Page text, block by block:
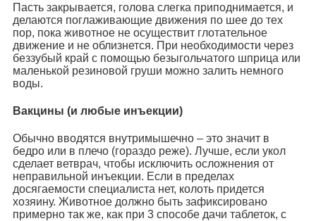
Пасть закрывается, голова слегка приподнимается, и
делаются поглаживающие движения по шее до тех
пор, пока животное не осуществит глотательное
движение и не облизнется. При необходимости через
беззубый край с помощью безыгольчатого шприца или
маленькой резиновой груши можно залить немного
воды.
Вакцины (и любые инъекции)
Обычно вводятся внутримышечно – это значит в
бедро или в плечо (гораздо реже). Лучше, если укол
сделает ветврач, чтобы исключить осложнения от
неправильной инъекции. Если в пределах
досягаемости специалиста нет, колоть придется
хозяину. Животное должно быть зафиксировано
примерно так же, как при 3 способе дачи таблеток, с